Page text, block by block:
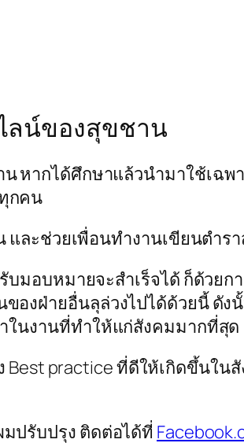
ลน์ของสุขชาน
หากได้ศึกษาแล้วนำมาใช้เฉพา
กคน
และช่วยเพื่อนทำงานเขียนตำร
มอบหมายจะสำเร็จได้ ก็ด้วย
งฝ่ายอื่นลุล่วงไปได้ด้วยนี้ ดัง
ในงานที่ทำให้แก่สังคมมากที่สุด
practice ที่ดีให้เกิดขึ้นใ
ปรับปรุง ติดต่อได้ที่